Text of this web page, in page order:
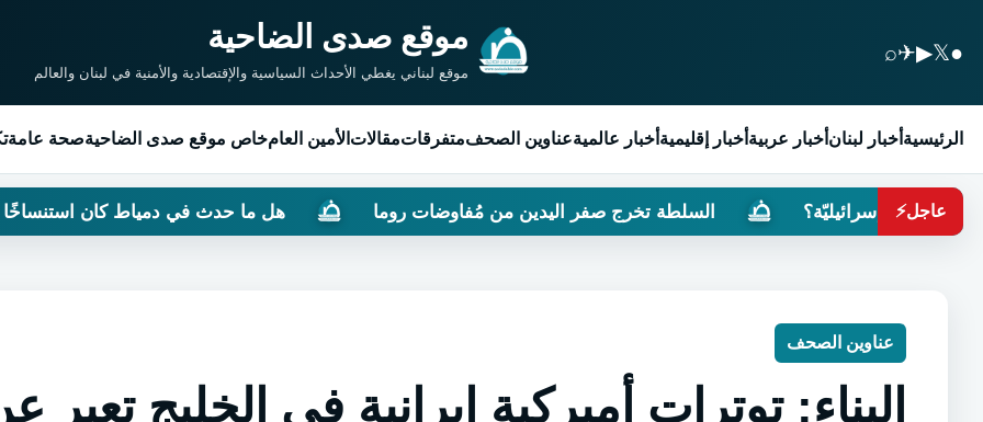
●
𝕏
▶
✈
⌕ موقع صدى الضاحية
موقع لبناني يغطي الأحداث السياسية والإقتصادية والأمنية في لبنان والعالم
الرئيسية أخبار لبنان أخبار عربية أخبار إقليمية أخبار عالميةعناوين الصحفمتفرقاتمقالات الأمين العامخاص موقع صدى الضاحيةصحة عامة
عاجل⚡ السلطة تخرج صفر اليدين من مُفاوضات روما هل ما حدث في دمياط كان استنساخًا لتفجير مرفأ
عناوين الصحف
البناء: توترات أميركية إيرانية في الخليج تعبر